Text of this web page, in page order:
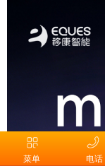
菜单 电话